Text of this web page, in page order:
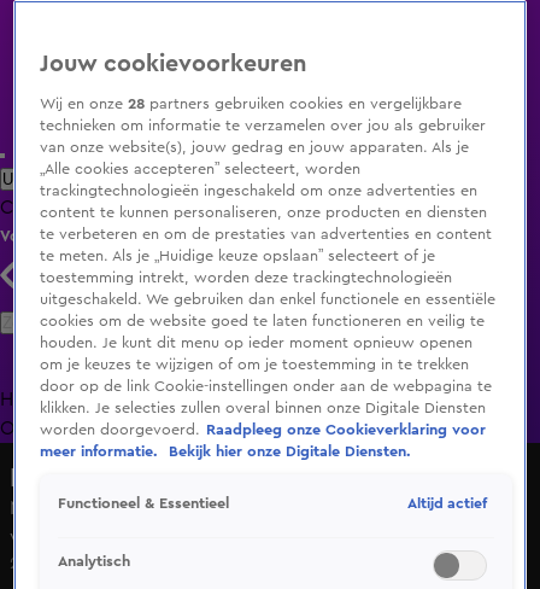
Uitzending Gemist Populaire programma's Zenders Genres
ClipsFilmsRadioSmart TV inlogShop
Volg KIJK
Zoeken
HomeUitzending Gemist Programma's De Bondgenoten
OranjezomerLivestreamsShop
Nieuwe campagne moet natuurbranden door burgers
voorkomen
29 apr 2025, 19:42
Jouw cookievoorkeuren
Wij en onze28 partners gebruiken cookies en vergelijkbare
technieken om informatie te verzamelen over jou als gebruiker
van onze website(s), jouw gedrag en jouw apparaten. Als je
„Alle cookies accepteren” selecteert, worden
trackingtechnologieën ingeschakeld om onze advertenties en
content te kunnen personaliseren, onze producten en diensten
te verbeteren en om de prestaties van advertenties en content
te meten. Als je „Huidige keuze opslaan” selecteert of je
toestemming intrekt, worden deze trackingtechnologieën
uitgeschakeld. We gebruiken dan enkel functionele en essentiële
cookies om de website goed te laten functioneren en veilig te
houden. Je kunt dit menu op ieder moment opnieuw openen
om je keuzes te wijzigen of om je toestemming in te trekken
door op de link Cookie-instellingen onder aan de webpagina te
klikken. Je selecties zullen overal binnen onze Digitale Diensten
worden doorgevoerd.
Raadpleeg onze Cookieverklaring voor
meer informatie.
Bekijk hier onze Digitale Diensten.
Functioneel & Essentieel Altijd actief
Analytisch